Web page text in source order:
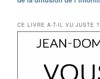
CE LIVRE A-T-IL VU JUSTE ?